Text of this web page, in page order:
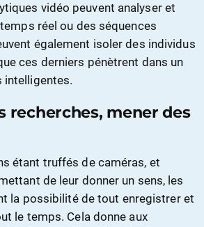
vidéo peuvent analyser et
réel ou des séquences
également isoler des individus
ces derniers pénètrent dans un
intelligentes.
recherches, mener des
étant truffés de caméras, et
de leur donner un sens, les
la possibilité de tout enregistrer et
le temps. Cela donne aux